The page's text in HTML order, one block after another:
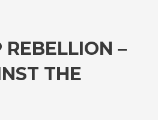
–
THE